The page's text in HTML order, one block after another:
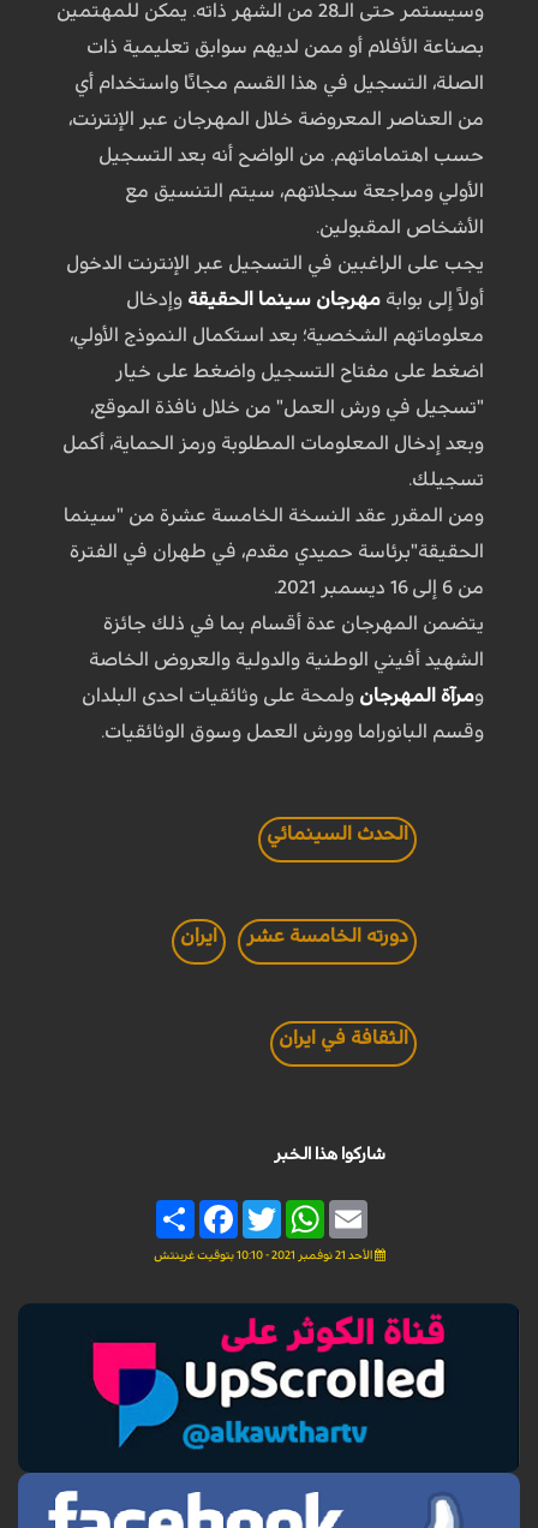
وسيستمر حتى الـ28 من الشهر ذاته. يمكن للمهتمين
بصناعة الأفلام أو ممن لديهم سوابق تعليمية ذات
الصلة، التسجيل في هذا القسم مجانًا واستخدام أي
من العناصر المعروضة خلال المهرجان عبر الإنترنت،
حسب اهتماماتهم. من الواضح أنه بعد التسجيل
الأولي ومراجعة سجلاتهم، سيتم التنسيق مع
الأشخاص المقبولين.
يجب على الراغبين في التسجيل عبر الإنترنت الدخول
أولاً إلى بوابة مهرجان سينما الحقيقة وإدخال
معلوماتهم الشخصية؛ بعد استكمال النموذج الأولي،
اضغط على مفتاح التسجيل واضغط على خيار
"تسجيل في ورش العمل" من خلال نافذة الموقع،
وبعد إدخال المعلومات المطلوبة ورمز الحماية، أكمل
تسجيلك.
ومن المقرر عقد النسخة الخامسة عشرة من "سينما
الحقيقة"برئاسة حميدي مقدم، في طهران في الفترة
من 6 إلى 16 ديسمبر 2021.
يتضمن المهرجان عدة أقسام بما في ذلك جائزة
الشهيد أفيني الوطنية والدولية والعروض الخاصة
ومرآة المهرجان ولمحة على وثائقيات احدى البلدان
وقسم البانوراما وورش العمل وسوق الوثائقيات.
الحدث السينمائي
دورته الخامسة عشر ايران
الثقافة في ايران
شاركوا هذا الخبر
Share
FacebookTwitter
WhatsAppEmail
الأحد 21 نوفمبر 2021 - 10:10 بتوقيت غرينتش